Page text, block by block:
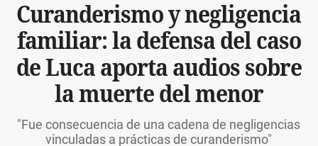
Curanderismo y negligencia
familiar: la defensa del caso
de Luca aporta audios sobre
la muerte del menor
"Fue consecuencia de una cadena de negligencias
vinculadas a prácticas de curanderismo"